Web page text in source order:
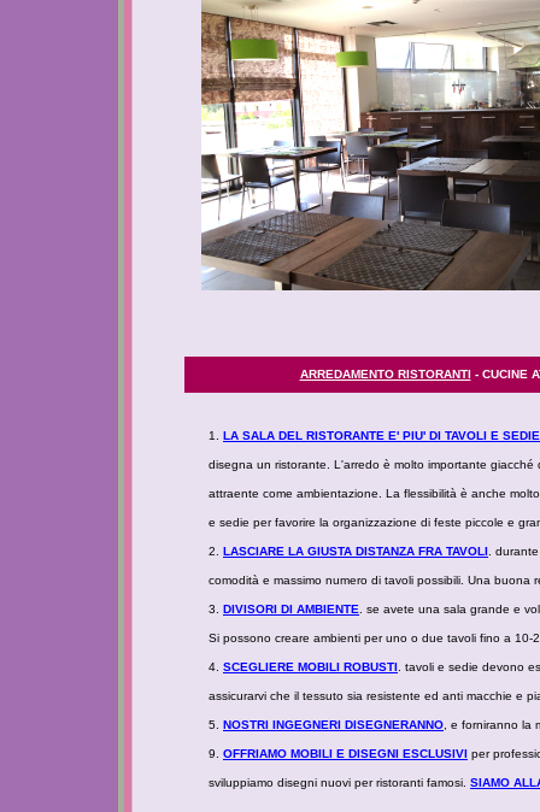
ARREDAMENTO RISTORANTI- CUCINE
1. LA SALA DEL RISTORANTE E' PIU' DI TAVOLI E SEDIE
disegna un ristorante. L'arredo è molto importante
attraente come ambientazione. La flessibilità è anche
e sedie per favorire la organizzazione di feste piccole e
2. LASCIARE LA GIUSTA DISTANZA FRA TAVOLI .
comodità e massimo numero di tavoli possibili. Una
3. DIVISORI DI AMBIENTE . se avete una sala grande e
Si possono creare ambienti per uno o due tavoli fino a 10-
4. SCEGLIERE MOBILI ROBUSTI . tavoli e sedie devono
assicurarvi che il tessuto sia resistente ed anti macchie e
5. NOSTRI INGEGNERI DISEGNERANNO , e forniranno la
9. OFFRIAMO MOBILI E DISEGNI ESCLUSIVI per
sviluppiamo disegni nuovi per ristoranti famosi. SIAMO